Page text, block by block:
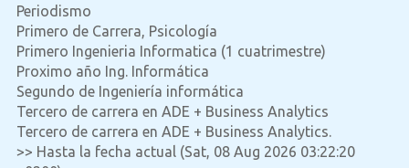
Periodismo
Primero de Carrera, Psicología
Primero Ingenieria Informatica (1 cuatrimestre)
Proximo año Ing. Informática
Segundo de Ingeniería informática
Tercero de carrera en ADE + Business Analytics
Tercero de carrera en ADE + Business Analytics.
>> Hasta la fecha actual (Sat, 08 Aug 2026 03:22:20